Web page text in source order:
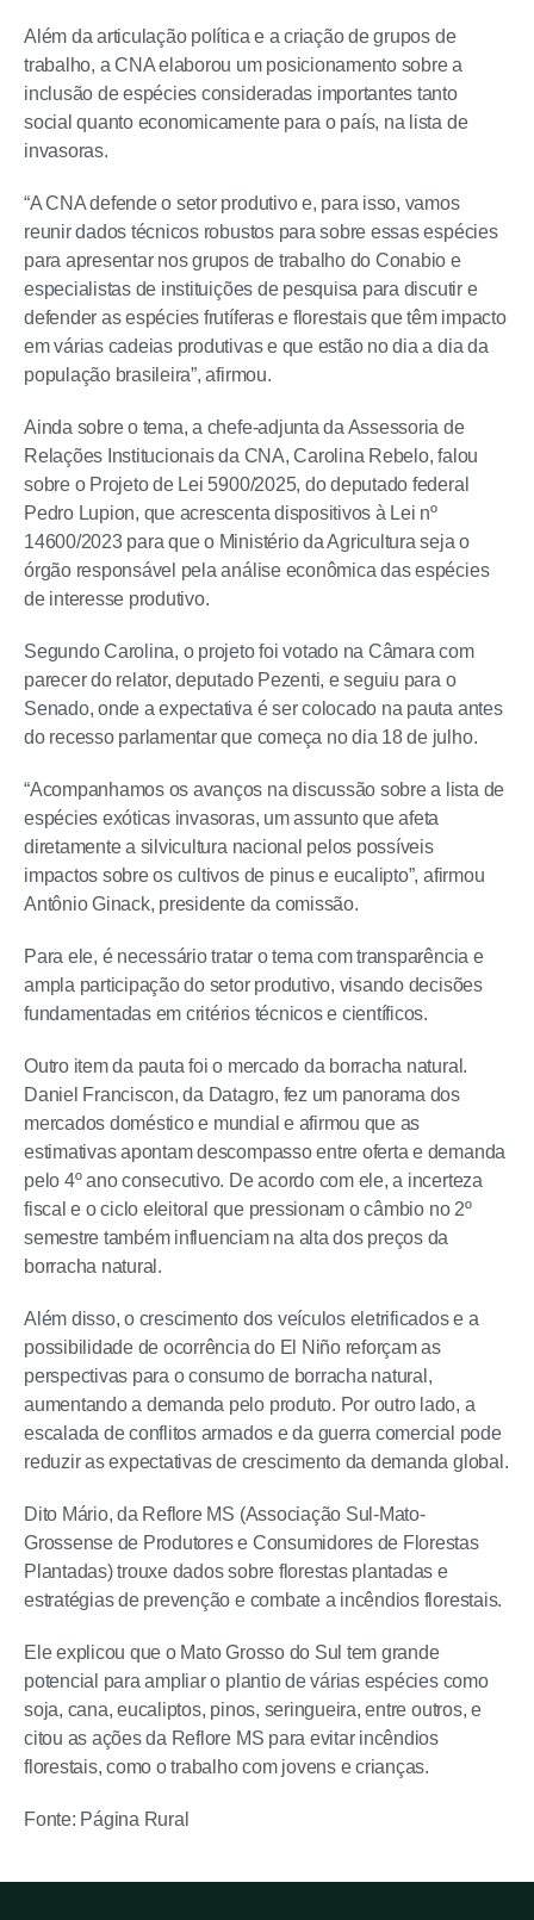
Além da articulação política e a criação de grupos de
trabalho, a CNA elaborou um posicionamento sobre a
inclusão de espécies consideradas importantes tanto
social quanto economicamente para o país, na lista de
invasoras.
“A CNA defende o setor produtivo e, para isso, vamos
reunir dados técnicos robustos para sobre essas espécies
para apresentar nos grupos de trabalho do Conabio e
especialistas de instituições de pesquisa para discutir e
defender as espécies frutíferas e florestais que têm impacto
em várias cadeias produtivas e que estão no dia a dia da
população brasileira”, afirmou.
Ainda sobre o tema, a chefe-adjunta da Assessoria de
Relações Institucionais da CNA, Carolina Rebelo, falou
sobre o Projeto de Lei 5900/2025, do deputado federal
Pedro Lupion, que acrescenta dispositivos à Lei nº
14600/2023 para que o Ministério da Agricultura seja o
órgão responsável pela análise econômica das espécies
de interesse produtivo.
Segundo Carolina, o projeto foi votado na Câmara com
parecer do relator, deputado Pezenti, e seguiu para o
Senado, onde a expectativa é ser colocado na pauta antes
do recesso parlamentar que começa no dia 18 de julho.
“Acompanhamos os avanços na discussão sobre a lista de
espécies exóticas invasoras, um assunto que afeta
diretamente a silvicultura nacional pelos possíveis
impactos sobre os cultivos de pinus e eucalipto”, afirmou
Antônio Ginack, presidente da comissão.
Para ele, é necessário tratar o tema com transparência e
ampla participação do setor produtivo, visando decisões
fundamentadas em critérios técnicos e científicos.
Outro item da pauta foi o mercado da borracha natural.
Daniel Franciscon, da Datagro, fez um panorama dos
mercados doméstico e mundial e afirmou que as
estimativas apontam descompasso entre oferta e demanda
pelo 4º ano consecutivo. De acordo com ele, a incerteza
fiscal e o ciclo eleitoral que pressionam o câmbio no 2º
semestre também influenciam na alta dos preços da
borracha natural.
Além disso, o crescimento dos veículos eletrificados e a
possibilidade de ocorrência do El Niño reforçam as
perspectivas para o consumo de borracha natural,
aumentando a demanda pelo produto. Por outro lado, a
escalada de conflitos armados e da guerra comercial pode
reduzir as expectativas de crescimento da demanda global.
Dito Mário, da Reflore MS (Associação Sul-Mato-
Grossense de Produtores e Consumidores de Florestas
Plantadas) trouxe dados sobre florestas plantadas e
estratégias de prevenção e combate a incêndios florestais.
Ele explicou que o Mato Grosso do Sul tem grande
potencial para ampliar o plantio de várias espécies como
soja, cana, eucaliptos, pinos, seringueira, entre outros, e
citou as ações da Reflore MS para evitar incêndios
florestais, como o trabalho com jovens e crianças.
Fonte: Página Rural